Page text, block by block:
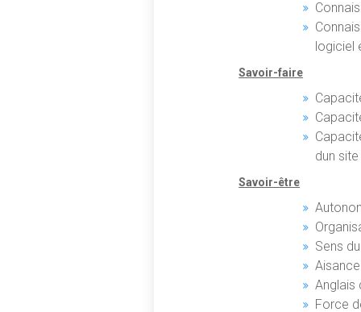
logiciel
Savoir-faire
dun
Savoir-être
Sens
Anglais
Force